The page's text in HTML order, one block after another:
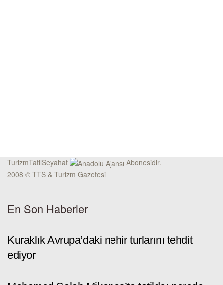
TurizmTatilSeyahat
Abonesidir.
2008 © TTS & Turizm Gazetesi
En Son Haberler
Kuraklık Avrupa’daki nehir turlarını tehdit
ediyor